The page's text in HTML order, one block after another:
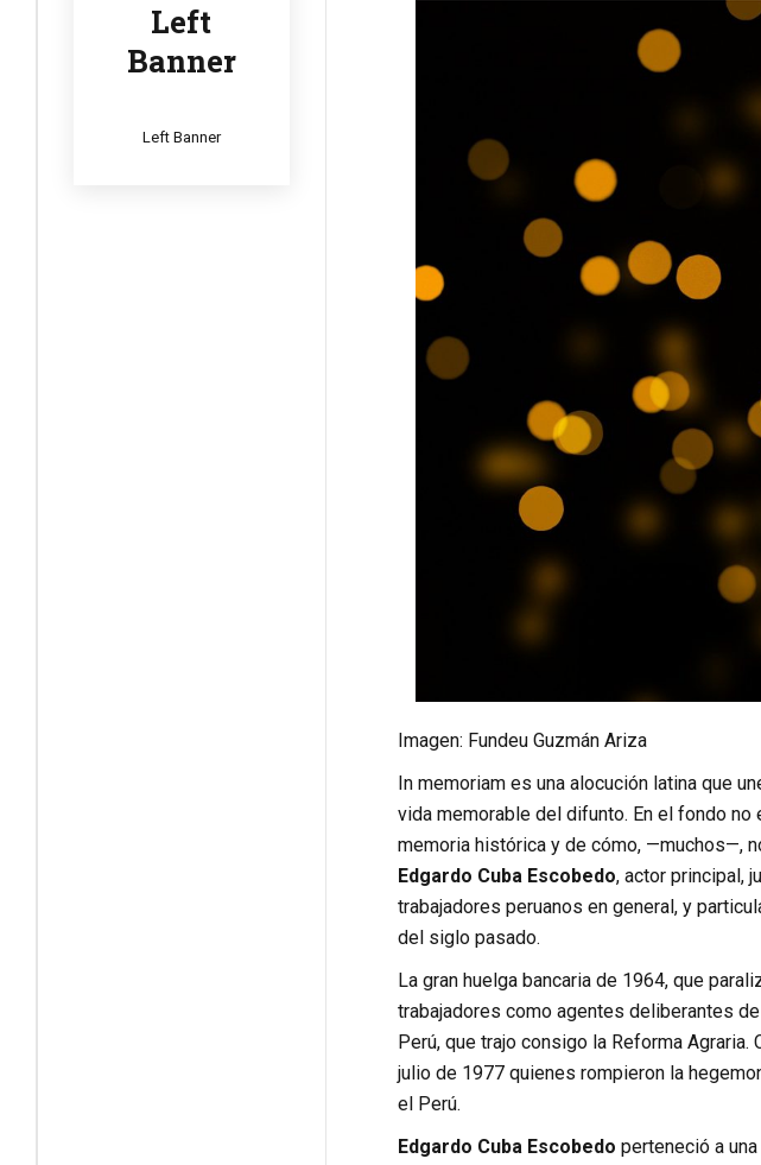
Left
Banner
Left Banner
Imagen: Fundeu Guzmán Ariza
In memoriam es una alocución latina que
vida memorable del difunto. En el fondo
memoria histórica y de cómo, —muchos—,
Edgardo Cuba Escobedo, actor principal,
trabajadores peruanos en general, y
del siglo pasado.
La gran huelga bancaria de 1964, que
trabajadores como agentes deliberantes
Perú, que trajo consigo la Reforma
julio de 1977 quienes rompieron la
el Perú.
Edgardo Cuba Escobedo perteneció a